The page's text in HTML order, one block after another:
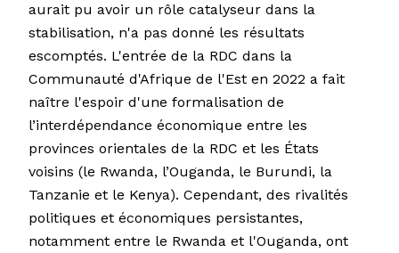
aurait pu avoir un rôle catalyseur dans la
stabilisation, n'a pas donné les résultats
escomptés. L'entrée de la RDC dans la
Communauté d'Afrique de l'Est en 2022 a fait
naître l'espoir d'une formalisation de
l’interdépendance économique entre les
provinces orientales de la RDC et les États
voisins (le Rwanda, l’Ouganda, le Burundi, la
Tanzanie et le Kenya). Cependant, des rivalités
politiques et économiques persistantes,
notamment entre le Rwanda et l'Ouganda, ont